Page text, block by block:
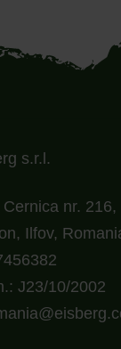
s.r.l.
nr.
Ilfov,
J23/10/2002